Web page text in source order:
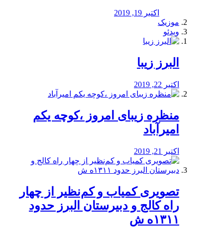
اکتبر 19, 2019
موزیک
ویدئو
البرز زیبا
اکتبر 22, 2019
منظره‌‌ زیبای امروز ،کوچه یکم
امیرآباد
اکتبر 21, 2019
️تصویری کمیاب و کم‌نظیر از چهار
راه كالج و دبيرستان البرز حدود
۱۳۱۱ه ش